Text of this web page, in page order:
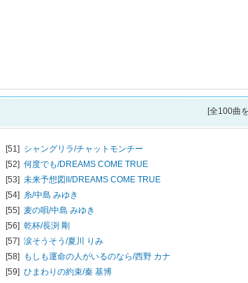
[全100曲
[51] シャングリラ/チャットモンチー
[52] 何度でも/DREAMS COME TRUE
[53] 未来予想図II/DREAMS COME TRUE
[54] 糸/中島 みゆき
[55] 麦の唄/中島 みゆき
[56] 乾杯/長渕 剛
[57] 涙そうそう/夏川 りみ
[58] もしも運命の人がいるのなら/西野 カナ
[59] ひまわりの約束/秦 基博